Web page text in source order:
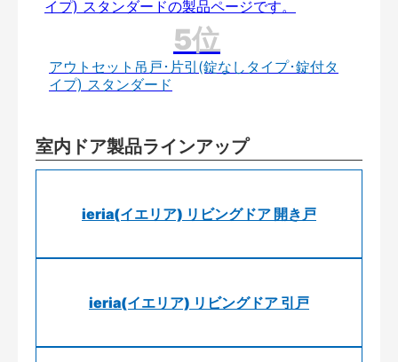
アウトセット吊戸･片引(錠なしタイプ･錠付タ
イプ) スタンダード
室内ドア製品ラインアップ
ieria(イエリア) リビングドア 開き戸
ieria(イエリア) リビングドア 引戸